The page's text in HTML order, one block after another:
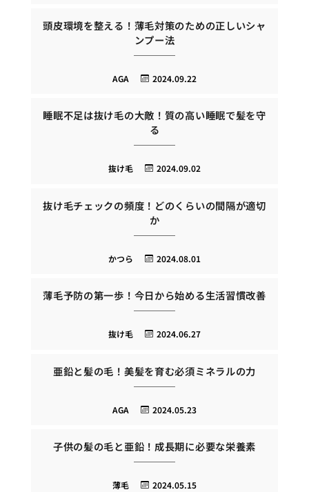
頭皮環境を整える！薄毛対策のための正しいシャ
ンプー法
2024.09.22
AGA
睡眠不足は抜け毛の大敵！質の高い睡眠で髪を守
る
2024.09.02
抜け毛
抜け毛チェックの頻度！どのくらいの間隔が適切
か
2024.08.01
かつら
薄毛予防の第一歩！今日から始める生活習慣改善
2024.06.27
抜け毛
亜鉛と髪の毛！美髪を育む必須ミネラルの力
2024.05.23
AGA
子供の髪の毛と亜鉛！成長期に必要な栄養素
2024.05.15
薄毛